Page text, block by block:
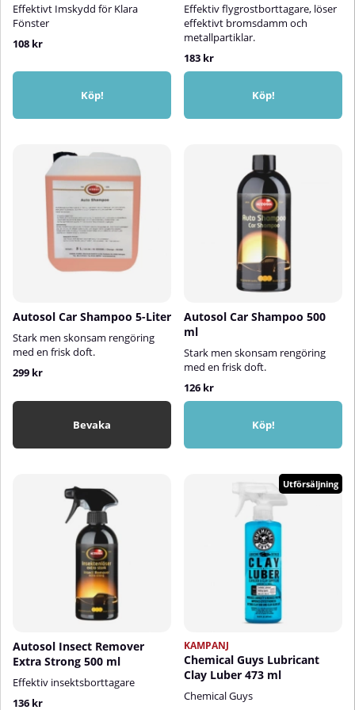
ytorÅteranvändbar och tvättbar
– hållbar och miljövänlig⚠️
Obs:Använd aldrig sköljmedel, då
det försämrar mikrofiberns
Tips:Blöt duken och vrid ur den
svalkande kylduk till husdjur
håller fukten länge.
Effektivt Imskydd för Klara
Fönster
108 kr
Köp!
Effektiv flygrostborttagare, löser
effektivt bromsdamm och
metallpartiklar.
183 kr
Köp!
Autosol Car Shampoo 5-Liter
Stark men skonsam rengöring
med en frisk doft.
299 kr
Bevaka
Autosol Car Shampoo 500
ml
Stark men skonsam rengöring
med en frisk doft.
126 kr
Köp!
Autosol Insect Remover
Extra Strong 500 ml
Effektiv insektsborttagare
136 kr
Utförsäljning
KAMPANJ
Chemical Guys Lubricant
Clay Luber 473 ml
Chemical Guys